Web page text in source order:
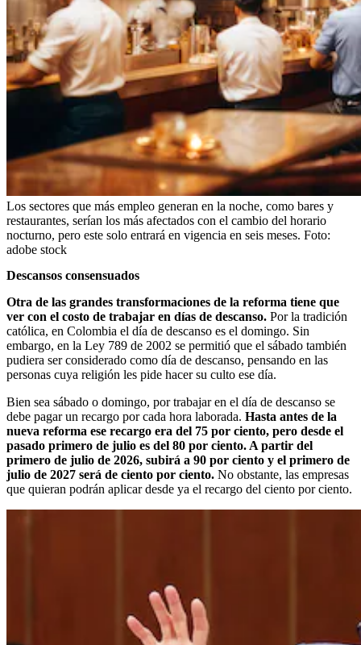
Los sectores que más empleo generan en la noche, como bares y
restaurantes, serían los más afectados con el cambio del horario
nocturno, pero este solo entrará en vigencia en seis meses. Foto:
adobe stock
Descansos consensuados
Otra de las grandes transformaciones de la reforma tiene que
ver con el costo de trabajar en días de descanso. Por la tradición
católica, en Colombia el día de descanso es el domingo. Sin
embargo, en la Ley 789 de 2002 se permitió que el sábado también
pudiera ser considerado como día de descanso, pensando en las
personas cuya religión les pide hacer su culto ese día.
Bien sea sábado o domingo, por trabajar en el día de descanso se
debe pagar un recargo por cada hora laborada. Hasta antes de la
nueva reforma ese recargo era del 75 por ciento, pero desde el
pasado primero de julio es del 80 por ciento. A partir del
primero de julio de 2026, subirá a 90 por ciento y el primero de
julio de 2027 será de ciento por ciento. No obstante, las empresas
que quieran podrán aplicar desde ya el recargo del ciento por ciento.